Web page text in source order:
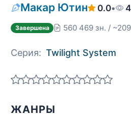
Макар Ютин 0.0•
Завершена 560 469 зн. /
Серия: Twilight System
ЖАНРЫ